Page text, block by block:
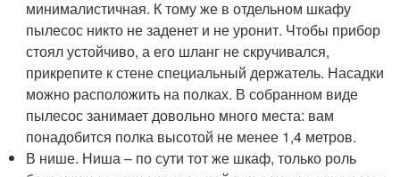
минималистичная. К тому же в отдельном шкафу
пылесос никто не заденет и не уронит. Чтобы прибор
стоял устойчиво, а его шланг не скручивался,
прикрепите к стене специальный держатель. Насадки
можно расположить на полках. В собранном виде
пылесос занимает довольно много места: вам
понадобится полка высотой не менее 1,4 метров.
В нише. Ниша – по сути тот же шкаф, только роль